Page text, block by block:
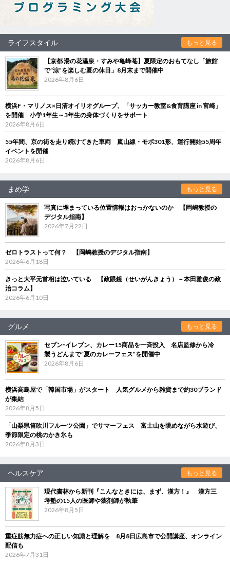
ライフスタイル もっと見る
【京都 湯の花温泉・すみや亀峰菴】夏限定のおもてなし「旅館
で“涼”を楽しむ夏の休日」8月末まで開催中
2026年8月6日
横浜F・マリノス×日清オイリオグループ、「サッカー教室&食育講座 in 宮崎」
を開催 小学1年生～3年生の身体づくりをサポート
2026年8月6日
55年間、京の街を走り続けてきた車両 嵐山線・モボ301形、運行開始55周年
イベントを開催
2026年8月6日
まめ学 もっと見る
写真に埋まっている位置情報はおっかないのか 【岡嶋教授の
デジタル指南】
2026年7月22日
ゼロトラストって何？ 【岡嶋教授のデジタル指南】
2026年6月18日
きっと大平元首相は泣いている 【政眼鏡（せいがんきょう）－本田雅俊の政
治コラム】
2026年6月10日
グルメ もっと見る
セブン‐イレブン、カレー15商品を一斉投入 名店監修から冷
製うどんまで“夏のカレーフェス”を開催中
2026年8月6日
横浜高島屋で「韓国市場」がスタート 人気グルメから雑貨まで約30ブランド
が集結
2026年8月5日
「山梨県笛吹川フルーツ公園」でサマーフェス 富士山を眺めながら水遊び、
季節限定の桃のかき氷も
2026年8月3日
ヘルスケア もっと見る
現代書林から新刊『こんなときには、まず、漢方！』 漢方三
考塾の15人の医師や薬剤師が執筆
2026年8月5日
重症筋無力症への正しい知識と理解を 8月8日広島市で公開講座、オンライン
配信も
2026年7月31日